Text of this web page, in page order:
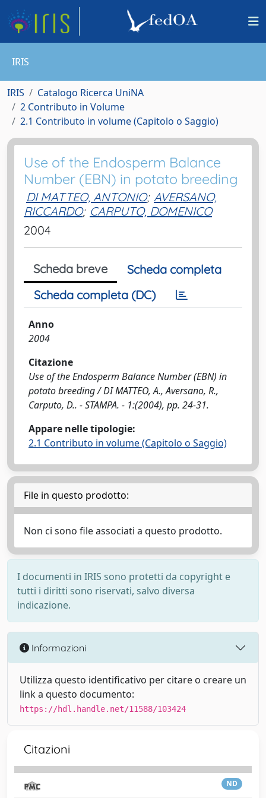
IRIS
IRIS
Catalogo Ricerca UniNA
2 Contributo in Volume
2.1 Contributo in volume (Capitolo o Saggio)
Use of the Endosperm Balance
Number (EBN) in potato breeding
DI MATTEO, ANTONIO; AVERSANO,
RICCARDO; CARPUTO, DOMENICO
2004
Scheda breve
Scheda completa
Scheda completa (DC)
Anno
2004
Citazione
Use of the Endosperm Balance Number (EBN) in
potato breeding / DI MATTEO, A., Aversano, R.,
Carputo, D.. - STAMPA. - 1:(2004), pp. 24-31.
Appare nelle tipologie:
2.1 Contributo in volume (Capitolo o Saggio)
File in questo prodotto:
Non ci sono file associati a questo prodotto.
I documenti in IRIS sono protetti da copyright e
tutti i diritti sono riservati, salvo diversa
indicazione.
Informazioni
Utilizza questo identificativo per citare o creare un
link a questo documento:
https://hdl.handle.net/11588/103424
Citazioni
ND